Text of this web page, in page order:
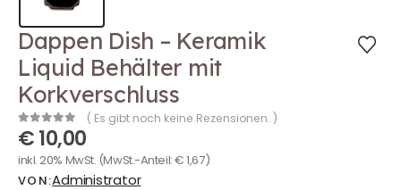
Dappen Dish – Keramik
Liquid Behälter mit
Korkverschluss
0out of 5
( Es gibt noch keine Rezensionen. )
€10,00
inkl. 20% MwSt. (MwSt.-Anteil:€1,67)
VON:Administrator